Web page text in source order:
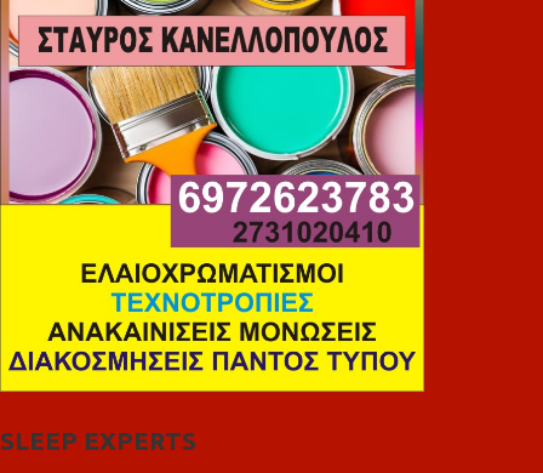
SLEEP EXPERTS